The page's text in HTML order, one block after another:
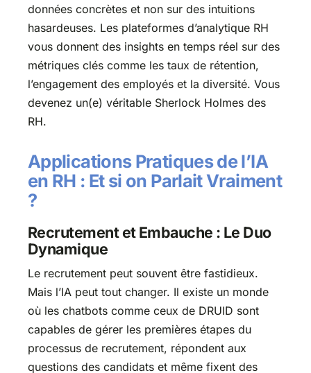
données concrètes et non sur des intuitions
hasardeuses. Les plateformes d’analytique RH
vous donnent des insights en temps réel sur des
métriques clés comme les taux de rétention,
l’engagement des employés et la diversité. Vous
devenez un(e) véritable Sherlock Holmes des
RH.
Applications Pratiques de l’IA
en RH : Et si on Parlait Vraiment
?
Recrutement et Embauche : Le Duo
Dynamique
Le recrutement peut souvent être fastidieux.
Mais l’IA peut tout changer. Il existe un monde
où les chatbots comme ceux de DRUID sont
capables de gérer les premières étapes du
processus de recrutement, répondent aux
questions des candidats et même fixent des